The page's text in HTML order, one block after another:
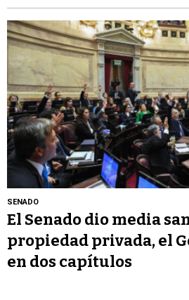
SENADO
El Senado dio media
propiedad privada, el
en dos capítulos